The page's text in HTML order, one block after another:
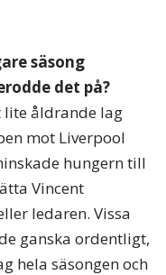
säsong
det på?
lite åldrande lag
mot Liverpool
hungern till
Vincent
ledaren. Vissa
ganska ordentligt,
hela säsongen och